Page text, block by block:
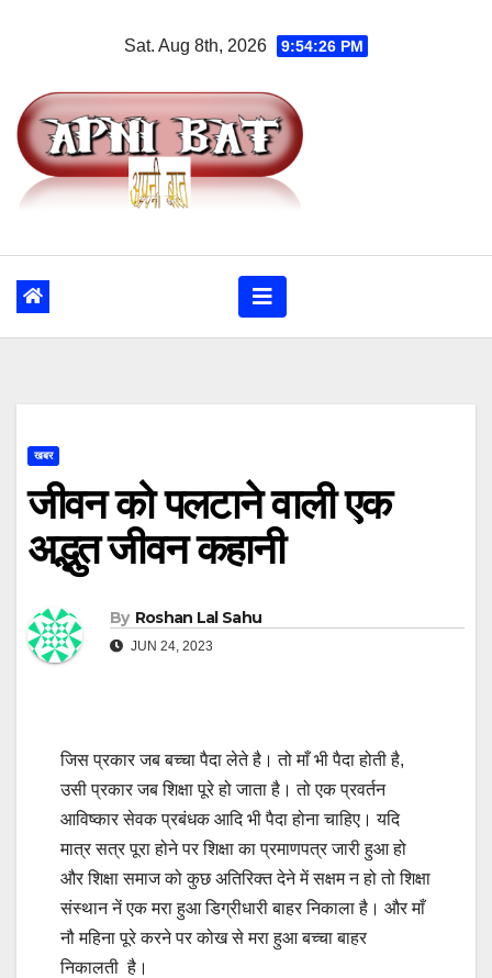
Sat. Aug 8th, 2026 9:54:27 PM
खबर
जीवन को पलटाने वाली एक
अद्भुत जीवन कहानी
By Roshan Lal Sahu
JUN 24, 2023
जिस प्रकार जब बच्चा पैदा लेते है। तो माँ भी पैदा होती है,
उसी प्रकार जब शिक्षा पूरे हो जाता है। तो एक प्रवर्तन
आविष्कार सेवक प्रबंधक आदि भी पैदा होना चाहिए। यदि
मात्र सत्र पूरा होने पर शिक्षा का प्रमाणपत्र जारी हुआ हो
और शिक्षा समाज को कुछ अतिरिक्त देने में सक्षम न हो तो शिक्षा
संस्थान नें एक मरा हुआ डिग्रीधारी बाहर निकाला है। और माँ
नौ महिना पूरे करने पर कोख से मरा हुआ बच्चा बाहर
निकालती है।